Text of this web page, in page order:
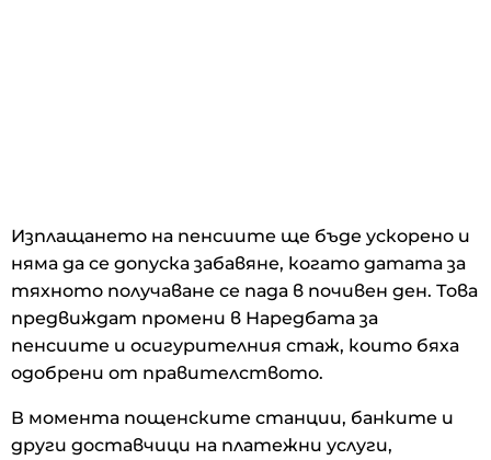
Изплащането на пенсиите ще бъде ускорено и
няма да се допуска забавяне, когато датата за
тяхното получаване се пада в почивен ден. Това
предвиждат промени в Наредбата за
пенсиите и осигурителния стаж, които бяха
одобрени от правителството.
В момента пощенските станции, банките и
други доставчици на платежни услуги,